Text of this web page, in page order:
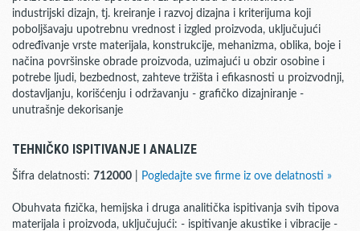
industrijski dizajn, tj. kreiranje i razvoj dizajna i kriterijuma koji
poboljšavaju upotrebnu vrednost i izgled proizvoda, uključujući
određivanje vrste materijala, konstrukcije, mehanizma, oblika, boje i
načina površinske obrade proizvoda, uzimajući u obzir osobine i
potrebe ljudi, bezbednost, zahteve tržišta i efikasnosti u proizvodnji,
dostavljanju, korišćenju i održavanju - grafičko dizajniranje -
unutrašnje dekorisanje
TEHNIČKO ISPITIVANJE I ANALIZE
Šifra delatnosti: 712000 Pogledajte sve firme iz ove delatnosti »
Obuhvata fizička, hemijska i druga analitička ispitivanja svih tipova
materijala i proizvoda, uključujući: - ispitivanje akustike i vibracije -